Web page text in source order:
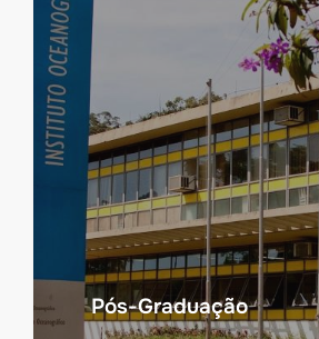
Pós-Graduação